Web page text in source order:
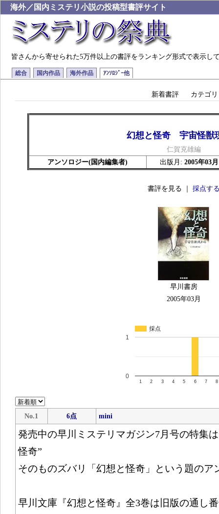
海外／国内ミステリ小説の投稿型書評サイト
皆さんから寄せられた5万件以上の書評をランキング形式で表示し
総合 国内作品 海外作品 ｱﾝｿﾛｼﾞｰ他
新着書評 カテゴリ
幻想と怪奇 宇宙怪獣
仁賀克雄編
アンソロジー(国内編集者)
出版月: 2005年03月
書評を見る ｜ 採点す
早川書房
2005年03月
採点
1 2 3 4 5 6 7 8
0
1
No.1 6点 mini
発売中の早川ミステリマガジン7月号の特集
怪奇”
そのものズバリ「幻想と怪奇」という題のア
早川文庫『幻想と怪奇』全3巻は旧版の通し